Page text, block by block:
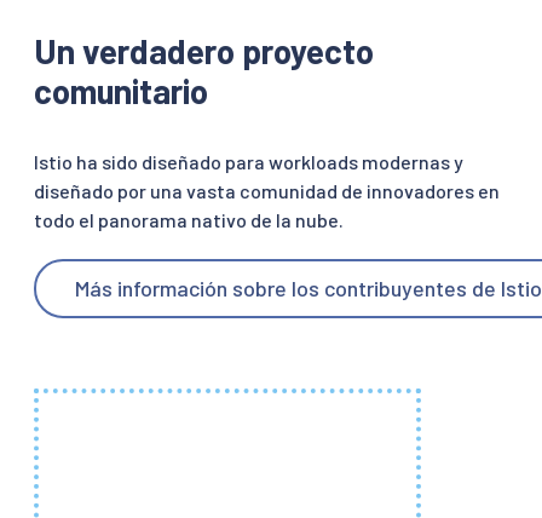
Un verdadero proyecto
comunitario
Istio ha sido diseñado para workloads modernas y
diseñado por una vasta comunidad de innovadores en
todo el panorama nativo de la nube.
Más información sobre los contribuyentes de Istio